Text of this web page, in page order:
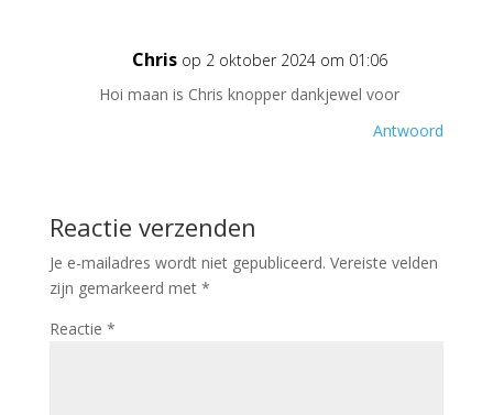
Chris op 2 oktober 2024 om 01:06
Hoi maan is Chris knopper dankjewel voor
Antwoord
Reactie verzenden
Je e-mailadres wordt niet gepubliceerd. Vereiste velden
zijn gemarkeerd met *
Reactie *